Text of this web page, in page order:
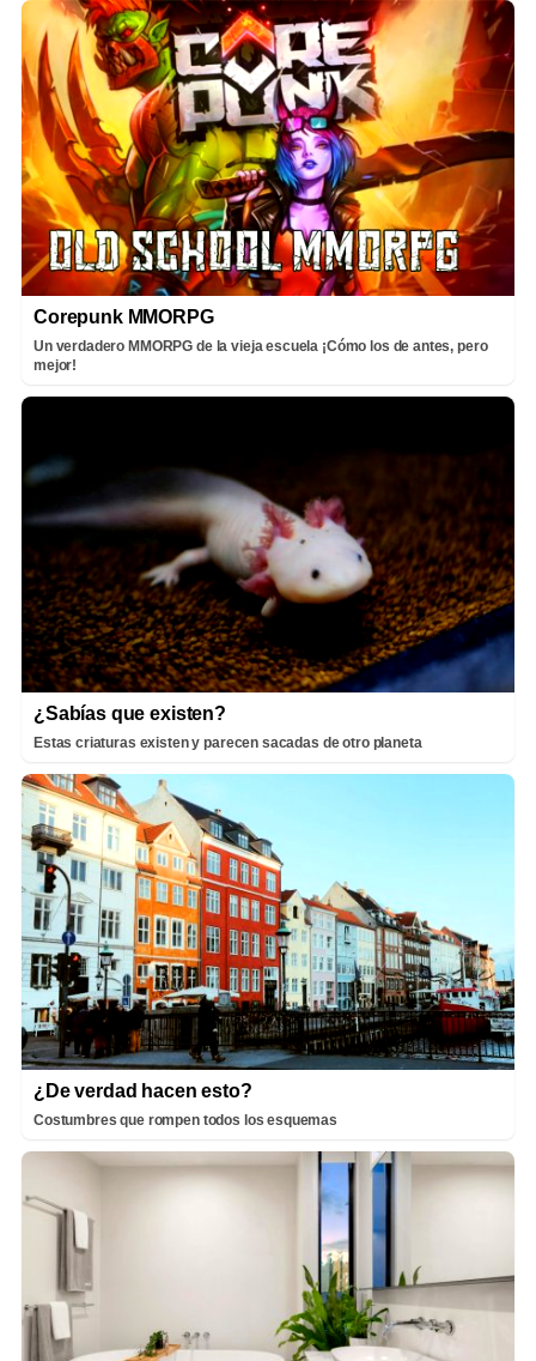
Corepunk MMORPG
Un verdadero MMORPG de la vieja escuela ¡Cómo los de antes, pero
mejor!
¿Sabías que existen?
Estas criaturas existen y parecen sacadas de otro planeta
¿De verdad hacen esto?
Costumbres que rompen todos los esquemas